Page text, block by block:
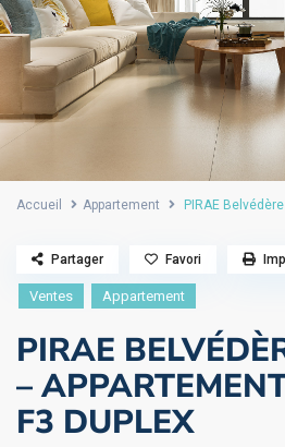
Accueil Appartement PIRAE
Ventes Appartement
PIRAE
–
F3 DUPLEX
Partager Favori